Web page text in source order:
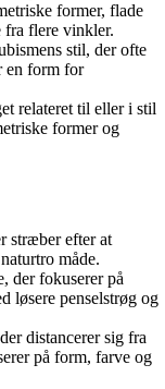
former, flade
fra flere vinkler.
stil, der ofte
en form for
relateret til eller i stil
former og
stræber efter at
måde.
der fokuserer på
løsere penselstrøg og
distancerer sig fra
på form, farve og